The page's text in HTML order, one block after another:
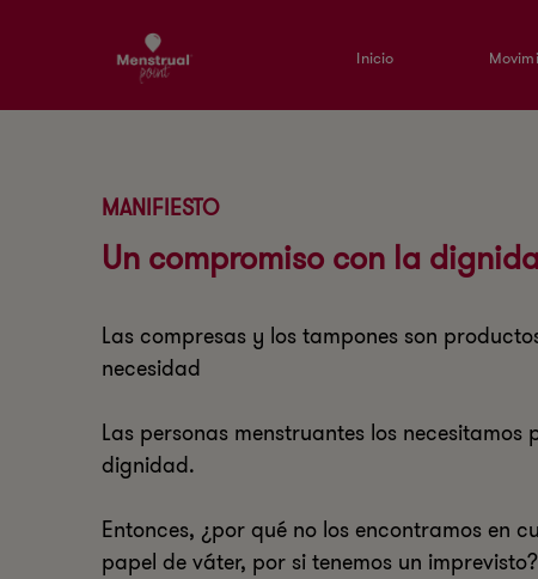
Inicio
MANIFIESTO
Un compromiso con la
Las compresas y los tampones son
necesidad
Las personas menstruantes los necesitamos
dignidad.
Entonces, ¿por qué no los encontramos en
papel de váter, por si tenemos un imprevisto?